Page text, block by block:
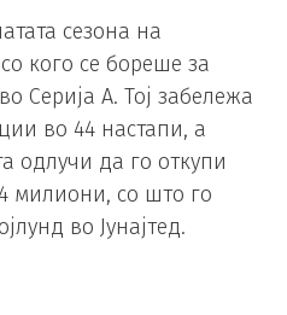
сезона на
кого се бореше за
Серија А. Тој забележа
во 44 настапи, а
одлучи да го откупи
милиони, со што го
во Јунајтед.